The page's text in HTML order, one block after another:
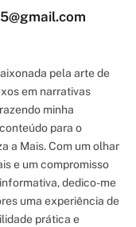
pela arte de
em narrativas
minha
para o
a Mais. Com um olhar
e um compromisso
dedico-me
uma experiência de
prática e